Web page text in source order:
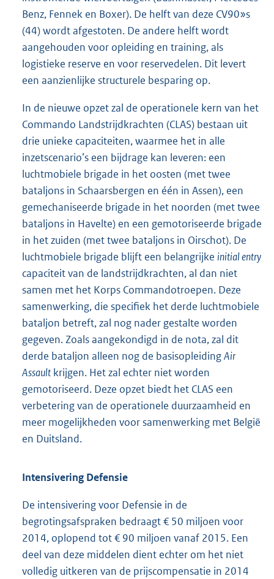
Benz, Fennek en Boxer). De helft van deze CV90»s
(44) wordt afgestoten. De andere helft wordt
aangehouden voor opleiding en training, als
logistieke reserve en voor reservedelen. Dit levert
een aanzienlijke structurele besparing op.
In de nieuwe opzet zal de operationele kern van het
Commando Landstrijdkrachten (CLAS) bestaan uit
drie unieke capaciteiten, waarmee het in alle
inzetscenario’s een bijdrage kan leveren: een
luchtmobiele brigade in het oosten (met twee
bataljons in Schaarsbergen en één in Assen), een
gemechaniseerde brigade in het noorden (met twee
bataljons in Havelte) en een gemotoriseerde brigade
in het zuiden (met twee bataljons in Oirschot). De
luchtmobiele brigade blijft een belangrijke initial entry
capaciteit van de landstrijdkrachten, al dan niet
samen met het Korps Commandotroepen. Deze
samenwerking, die specifiek het derde luchtmobiele
bataljon betreft, zal nog nader gestalte worden
gegeven. Zoals aangekondigd in de nota, zal dit
derde bataljon alleen nog de basisopleidingAir
Assault krijgen. Het zal echter niet worden
gemotoriseerd. Deze opzet biedt het CLAS een
verbetering van de operationele duurzaamheid en
meer mogelijkheden voor samenwerking met België
en Duitsland.
Intensivering Defensie
De intensivering voor Defensie in de
begrotingsafspraken bedraagt € 50 miljoen voor
2014, oplopend tot € 90 miljoen vanaf 2015. Een
deel van deze middelen dient echter om het niet
volledig uitkeren van de prijscompensatie in 2014